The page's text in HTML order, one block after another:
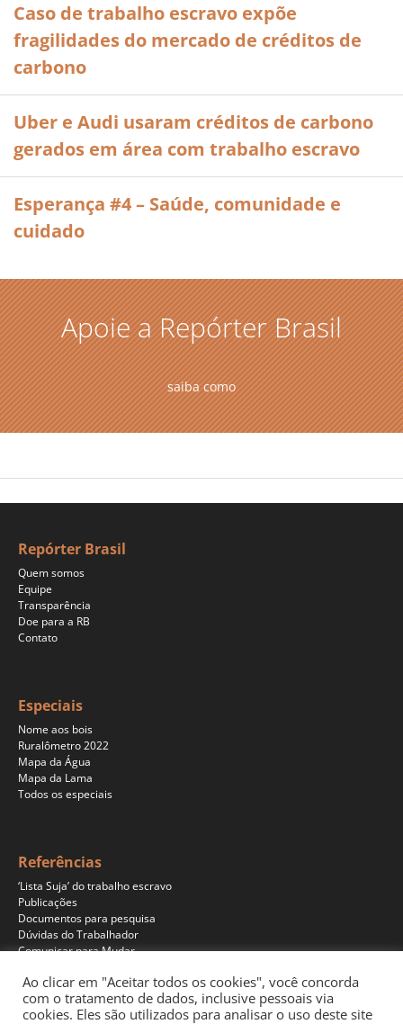
Caso de trabalho escravo expõe
fragilidades do mercado de créditos de
carbono
Uber e Audi usaram créditos de carbono
gerados em área com trabalho escravo
Esperança #4 – Saúde, comunidade e
cuidado
Apoie a Repórter Brasil
saiba como
Repórter Brasil
Quem somos
Equipe
Transparência
Doe para a RB
Contato
Especiais
Nome aos bois
Ruralômetro 2022
Mapa da Água
Mapa da Lama
Todos os especiais
Referências
‘Lista Suja’ do trabalho escravo
Publicações
Documentos para pesquisa
Dúvidas do Trabalhador
Comunicar para Mudar
Programas
Ao clicar em "Aceitar todos os cookies", você concorda
com o tratamento de dados, inclusive pessoais via
cookies. Eles são utilizados para analisar o uso deste site